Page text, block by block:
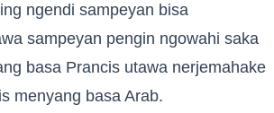
ngendi sampeyan bisa
sampeyan pengin ngowahi saka
basa Prancis utawa nerjemahake
menyang basa Arab.